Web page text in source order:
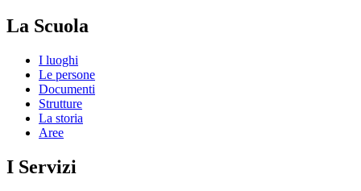
La Scuola
I luoghi
Le persone
Documenti
Strutture
La storia
Aree
I Servizi